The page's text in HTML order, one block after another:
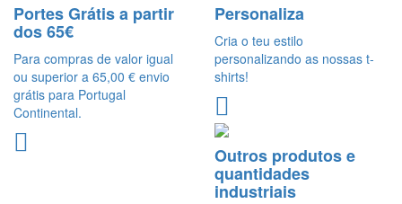
Portes Grátis a partir
dos 65€
Para compras de valor igual
ou superior a 65,00 € envio
grátis para Portugal
Continental.
Personaliza
Cria o teu estilo
personalizando as nossas t-
shirts!
Outros produtos e
quantidades
industriais